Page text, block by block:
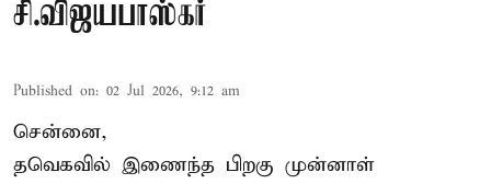
சி.விஜயபாஸ்கர்
Published on: 02 Jul 2026, 9:12 am
சென்னை,
தவெகவில் இணைந்த பிறகு முன்னாள்